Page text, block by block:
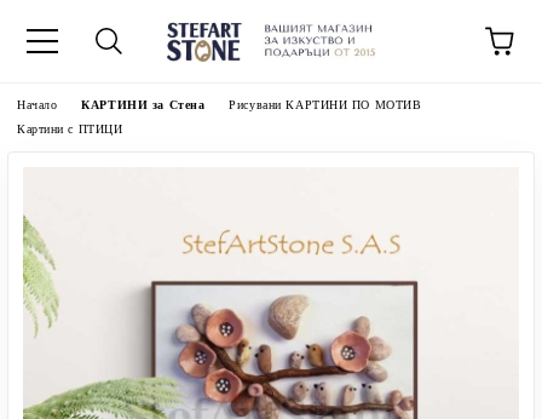
Начало КАРТИНИ за Стена
Рисувани КАРТИНИ ПО МОТИВ
Картини с ПТИЦИ